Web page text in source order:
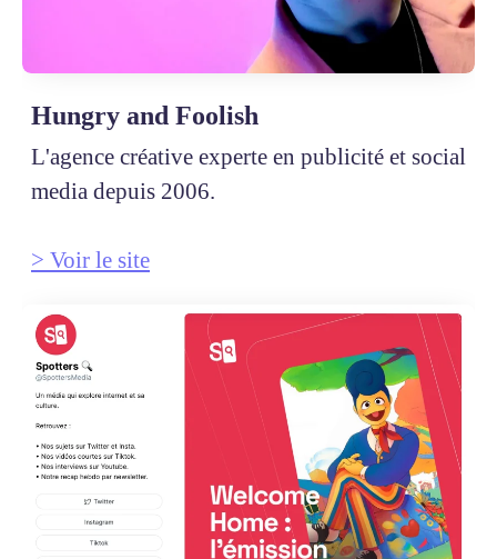
Hungry and Foolish
L'agence créative experte en publicité et social
media depuis 2006.
> Voir le site